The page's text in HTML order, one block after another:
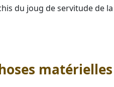
du joug de servitude de la
matérielles